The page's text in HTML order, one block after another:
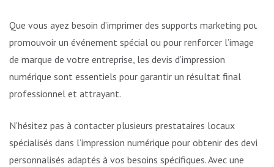
Que vous ayez besoin d’imprimer des supports marketing pour
promouvoir un événement spécial ou pour renforcer l’image
de marque de votre entreprise, les devis d’impression
numérique sont essentiels pour garantir un résultat final
professionnel et attrayant.
N’hésitez pas à contacter plusieurs prestataires locaux
spécialisés dans l’impression numérique pour obtenir des devis
personnalisés adaptés à vos besoins spécifiques. Avec une